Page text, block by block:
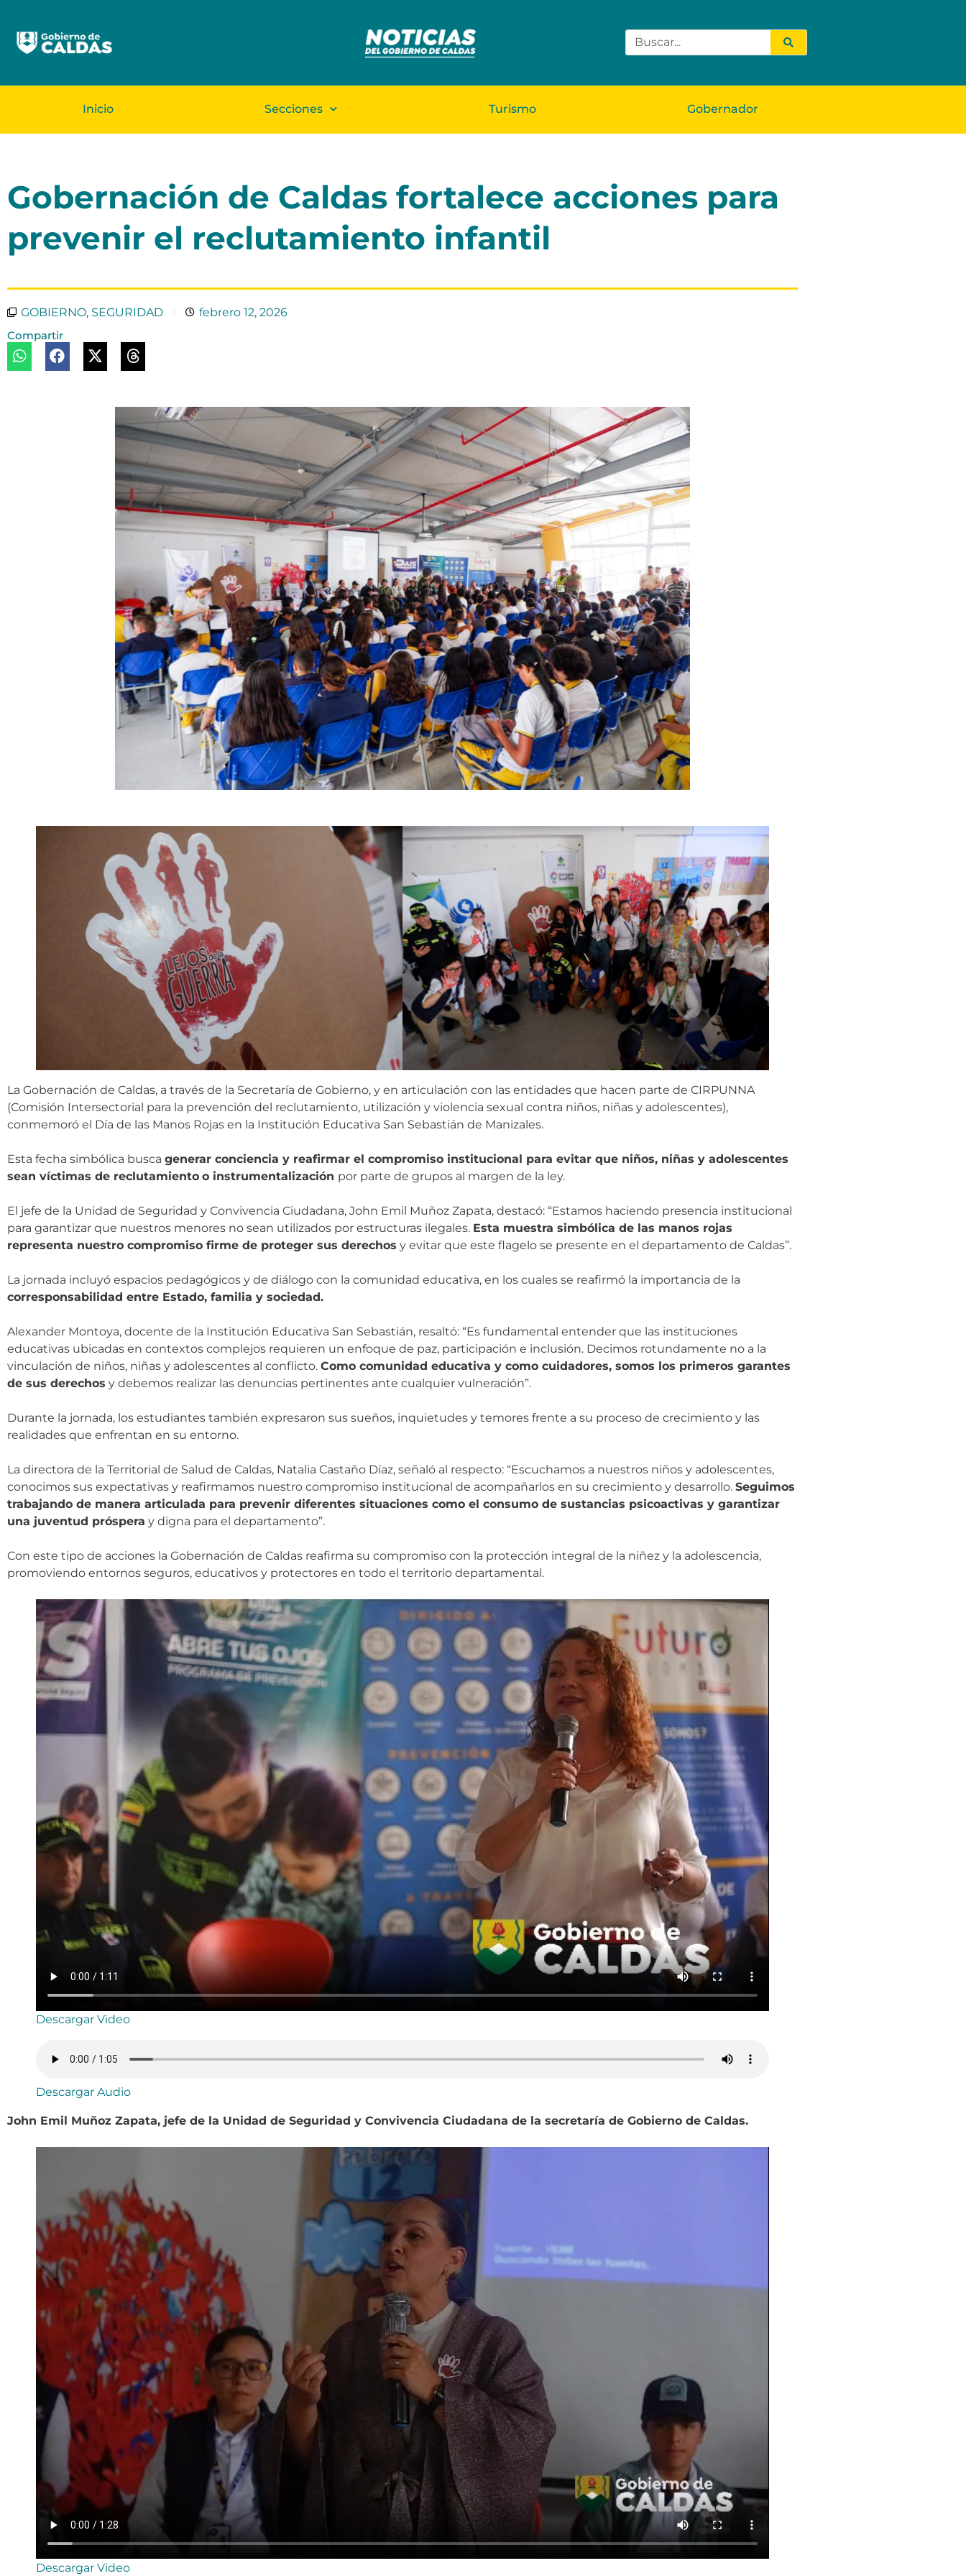
Inicio Secciones Turismo Gobernador
Gobernación de Caldas fortalece acciones para
prevenir el reclutamiento infantil
GOBIERNO, SEGURIDAD
febrero 12, 2026
Compartir
La Gobernación de Caldas, a través de la Secretaría de Gobierno, y en articulación con las entidades que hacen parte de CIRPUNNA
(Comisión Intersectorial para la prevención del reclutamiento, utilización y violencia sexual contra niños, niñas y adolescentes),
conmemoró el Día de las Manos Rojas en la Institución Educativa San Sebastián de Manizales.
Esta fecha simbólica busca generar conciencia y reafirmar el compromiso institucional para evitar que niños, niñas y adolescentes
sean víctimas de reclutamiento o instrumentalización por parte de grupos al margen de la ley.
El jefe de la Unidad de Seguridad y Convivencia Ciudadana, John Emil Muñoz Zapata, destacó: “Estamos haciendo presencia institucional
para garantizar que nuestros menores no sean utilizados por estructuras ilegales. Esta muestra simbólica de las manos rojas
representa nuestro compromiso firme de proteger sus derechos y evitar que este flagelo se presente en el departamento de Caldas”.
La jornada incluyó espacios pedagógicos y de diálogo con la comunidad educativa, en los cuales se reafirmó la importancia de la
corresponsabilidad entre Estado, familia y sociedad.
Alexander Montoya, docente de la Institución Educativa San Sebastián, resaltó: “Es fundamental entender que las instituciones
educativas ubicadas en contextos complejos requieren un enfoque de paz, participación e inclusión. Decimos rotundamente no a la
vinculación de niños, niñas y adolescentes al conflicto. Como comunidad educativa y como cuidadores, somos los primeros garantes
de sus derechos y debemos realizar las denuncias pertinentes ante cualquier vulneración”.
Durante la jornada, los estudiantes también expresaron sus sueños, inquietudes y temores frente a su proceso de crecimiento y las
realidades que enfrentan en su entorno.
La directora de la Territorial de Salud de Caldas, Natalia Castaño Díaz, señaló al respecto: “Escuchamos a nuestros niños y adolescentes,
conocimos sus expectativas y reafirmamos nuestro compromiso institucional de acompañarlos en su crecimiento y desarrollo. Seguimos
trabajando de manera articulada para prevenir diferentes situaciones como el consumo de sustancias psicoactivas y garantizar
una juventud próspera y digna para el departamento”.
Con este tipo de acciones la Gobernación de Caldas reafirma su compromiso con la protección integral de la niñez y la adolescencia,
promoviendo entornos seguros, educativos y protectores en todo el territorio departamental.
Descargar Video
Descargar Audio
John Emil Muñoz Zapata, jefe de la Unidad de Seguridad y Convivencia Ciudadana de la secretaría de Gobierno de Caldas.
Descargar Video